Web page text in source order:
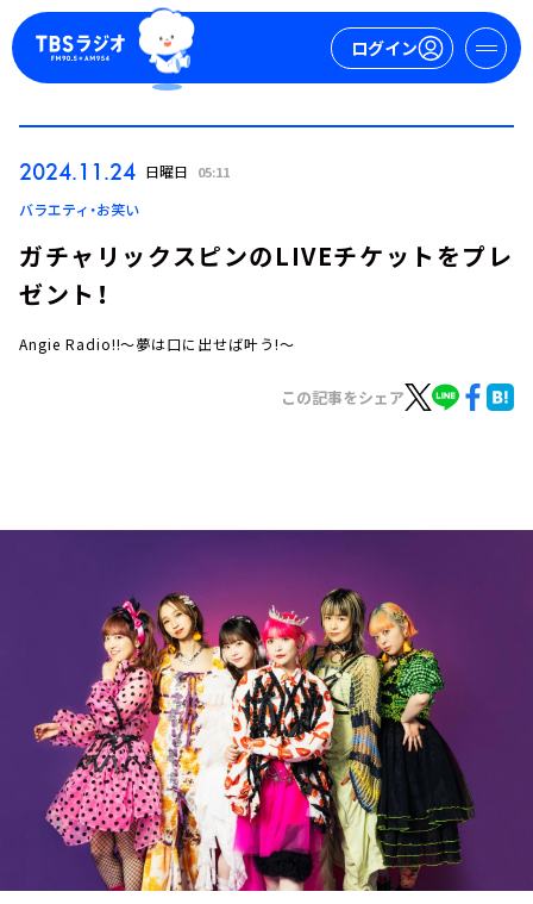
ログイン
ログイン
YouTube
会社情報
2024.11.24 日曜日 05:11
バラエティ・お笑い
ガチャリックスピンのLIVEチケットをプレ
ゼント！
Angie Radio!!～夢は口に出せば叶う!～
この記事をシェア